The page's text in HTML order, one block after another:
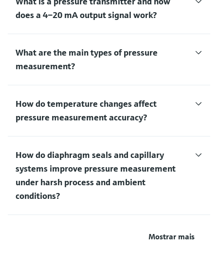
does a 4–20 mA output signal work?
What are the main types of pressure
measurement?
How do temperature changes affect
pressure measurement accuracy?
How do diaphragm seals and capillary
systems improve pressure measurement
under harsh process and ambient
conditions?
Mostrar mais